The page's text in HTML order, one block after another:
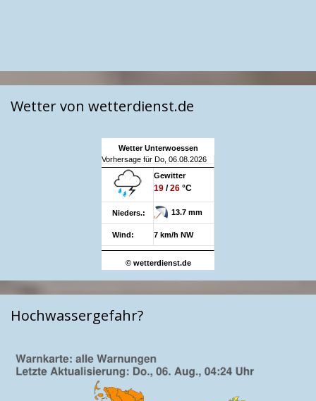
Wetter von wetterdienst.de
Wetter Unterwoessen
Vorhersage für Do, 06.08.2026
Gewitter
19 /26 °C
Nieders.: 13.7 mm
Wind: 7 km/h NW
© wetterdienst.de
Hochwassergefahr?